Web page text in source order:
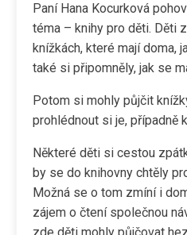
Paní Hana Kocurková
téma – knihy pro děti. Děti
knížkách, které mají doma,
také si připomněly, jak se
Potom si mohly půjčit
prohlédnout si je, případně
Některé děti si cestou
by se do knihovny chtěly
Možná se o tom zmíní i
zájem o čtení společnou